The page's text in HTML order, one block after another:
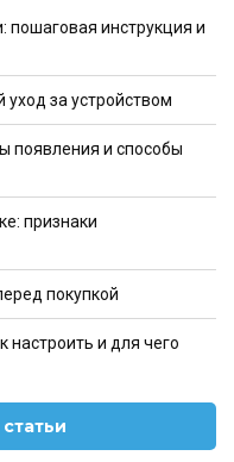
пошаговая инструкция и
за устройством
появления и способы
признаки
покупкой
настроить и для чего